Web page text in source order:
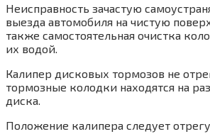
Неисправность зачастую
выезда автомобиля на чистую
также самостоятельная очистка
их водой.
Калипер дисковых тормозов не
тормозные колодки находятся на
диска.
Положение калипера следует